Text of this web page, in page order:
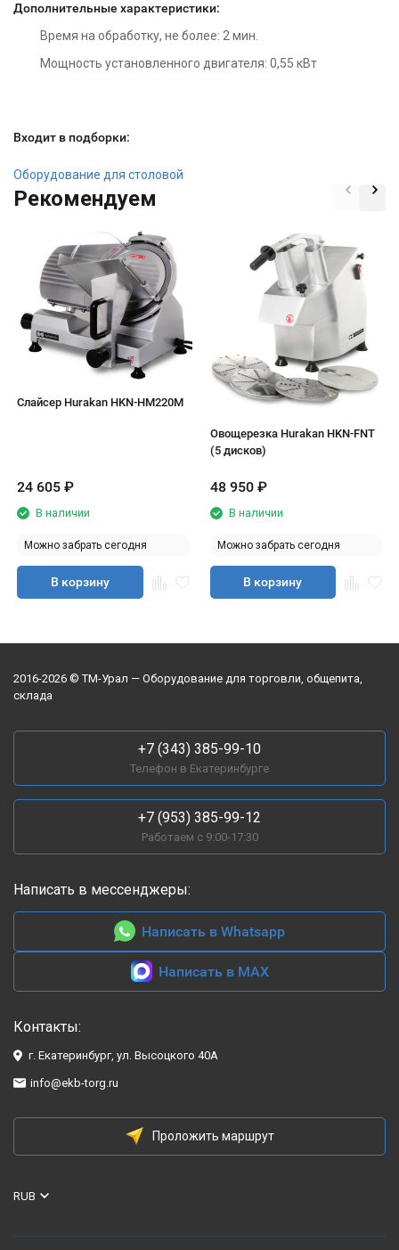
Дополнительные характеристики:
Время на обработку, не более: 2 мин.
Мощность установленного двигателя: 0,55 кВт
Входит в подборки:
Оборудование для столовой
Рекомендуем
Слайсер Hurakan HKN-HM220М
24 605 ₽
В наличии
Можно забрать сегодня
В корзину
Овощерезка Hurakan HKN-FNT
(5 дисков)
48 950 ₽
В наличии
Можно забрать сегодня
В корзину
2016-2026 © ТМ-Урал — Оборудование для торговли, общепита,
склада
+7 (343) 385-99-10
Телефон в Екатеринбурге
+7 (953) 385-99-12
Работаем с 9:00-17:30
Написать в мессенджеры:
Написать в Whatsapp
Написать в MAX
Контакты:
г. Екатеринбург, ул. Высоцкого 40А
info@ekb-torg.ru
Проложить маршрут
RUB